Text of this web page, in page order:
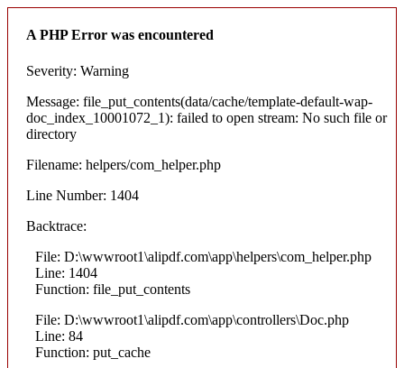
A PHP Error was encountered
Severity: Warning
Message: file_put_contents(data/cache/template-default-wap-
doc_index_10001072_1): failed to open stream: No such file or
directory
Filename: helpers/com_helper.php
Line Number: 1404
Backtrace:
File: D:\wwwroot1\alipdf.com\app\helpers\com_helper.php
Line: 1404
Function: file_put_contents
File: D:\wwwroot1\alipdf.com\app\controllers\Doc.php
Line: 84
Function: put_cache